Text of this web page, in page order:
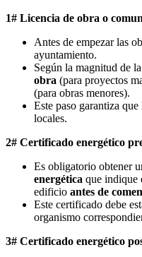
1# Licencia de obra o
Antes de empezar las
ayuntamiento.
Según la magnitud de
obra (para proyectos
(para obras menores).
Este paso garantiza
locales.
2# Certificado energético
Es obligatorio obtener
energética que indique
edificio antes de
Este certificado debe
organismo
3# Certificado energético